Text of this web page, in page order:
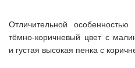
Отличительной
тёмно-коричневый цвет с
и густая высокая пенка с